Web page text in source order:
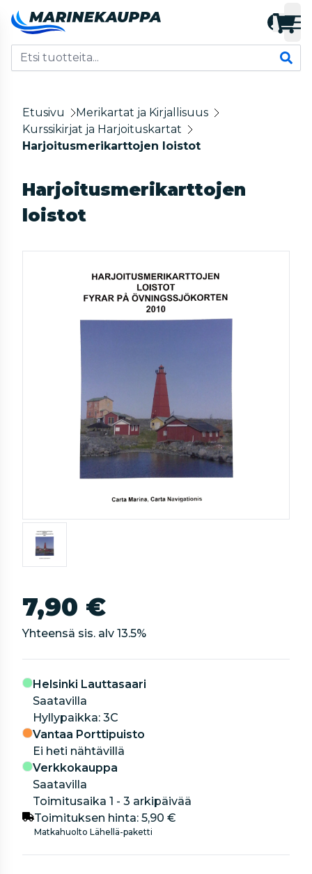
Etusivu
Merikartat ja Kirjallisuus
Kurssikirjat ja Harjoituskartat
Harjoitusmerikarttojen loistot
Harjoitusmerikarttojen
loistot
7,90 €
Yhteensä sis. alv 13.5%
Helsinki Lauttasaari
Saatavilla
hyllypaikka: 3C
Vantaa Porttipuisto
Ei heti nähtävillä
Verkkokauppa
Saatavilla
Toimitusaika 1 - 3 arkipäivää
Toimituksen hinta: 5,90 €
Matkahuolto Lähellä-paketti